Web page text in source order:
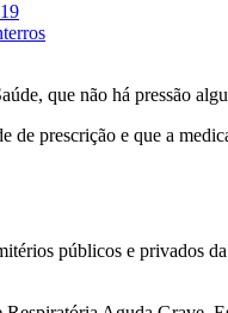
que não há pressão
prescrição e que a
públicos e privados